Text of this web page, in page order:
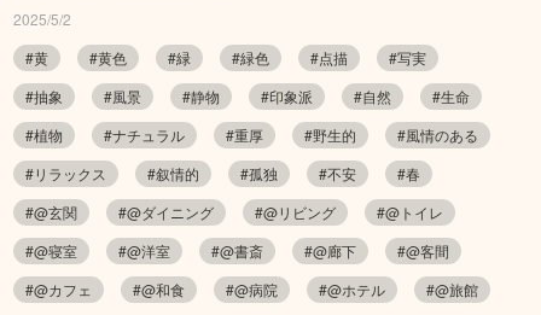
2025/5/2
#黄
#黄色 #緑 #緑色 #点描
#写実
#抽象
#風景 #静物 #印象派 #自然
#生命
#植物
#ナチュラル #重厚 #野生的
#風情のある
#リラックス
#叙情的 #孤独 #不安
#春
#@玄関
#@ダイニング #@リビング
#@トイレ
#@寝室
#@洋室 #@書斎 #@廊下
#@客間
#@カフェ
#@和食 #@病院 #@ホテル #@旅館